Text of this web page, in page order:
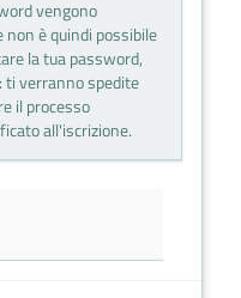
vengono
è quindi possibile
la tua password,
verranno spedite
il processo
all'iscrizione.